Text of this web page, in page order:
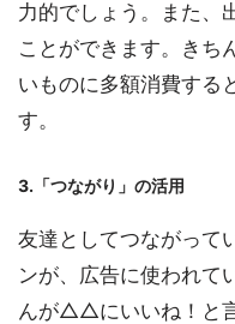
力的でしょう。また、
ことができます。きち
いものに多額消費する
す。
3.「つながり」の活用
友達としてつながって
ンが、広告に使われ
んが△△にいいね！と